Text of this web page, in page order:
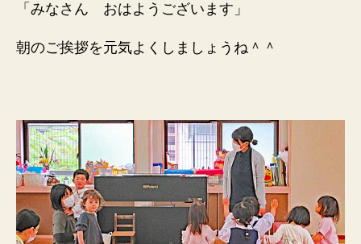
「みなさん おはようございます」
朝のご挨拶を元気よくしましょうね＾＾